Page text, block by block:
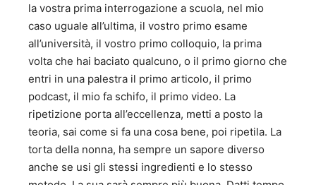
la vostra prima interrogazione a scuola, nel mio
caso uguale all’ultima, il vostro primo esame
all’università, il vostro primo colloquio, la prima
volta che hai baciato qualcuno, o il primo giorno che
entri in una palestra il primo articolo, il primo
podcast, il mio fa schifo, il primo video. La
ripetizione porta all’eccellenza, metti a posto la
teoria, sai come si fa una cosa bene, poi ripetila. La
torta della nonna, ha sempre un sapore diverso
anche se usi gli stessi ingredienti e lo stesso